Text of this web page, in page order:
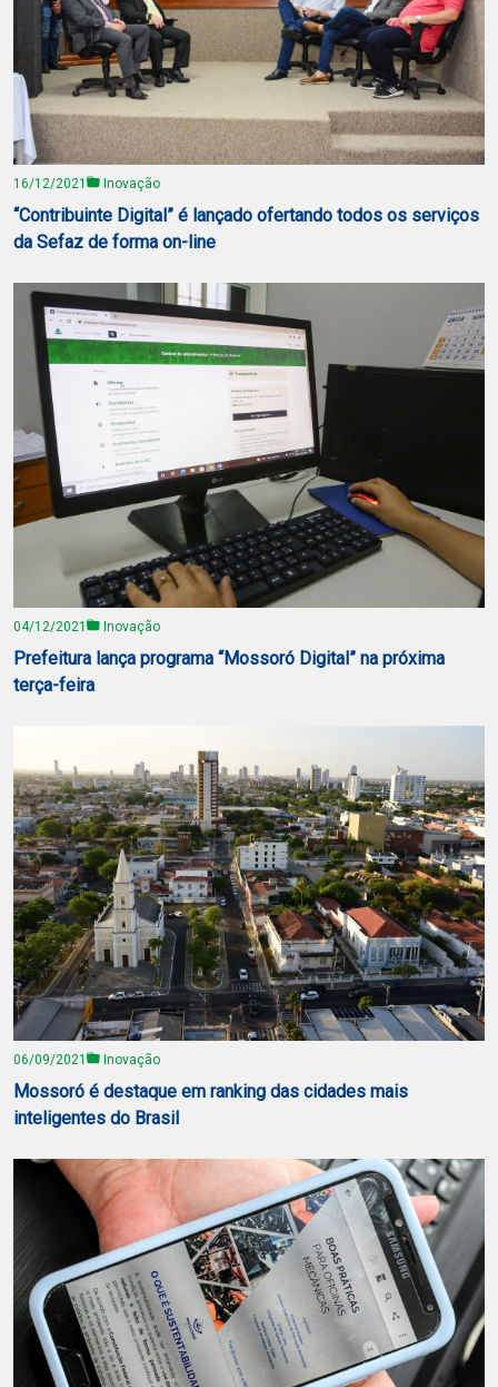
16/12/2021 Inovação
“Contribuinte Digital” é lançado ofertando todos os serviços
da Sefaz de forma on-line
04/12/2021 Inovação
Prefeitura lança programa “Mossoró Digital” na próxima
terça-feira
06/09/2021 Inovação
Mossoró é destaque em ranking das cidades mais
inteligentes do Brasil